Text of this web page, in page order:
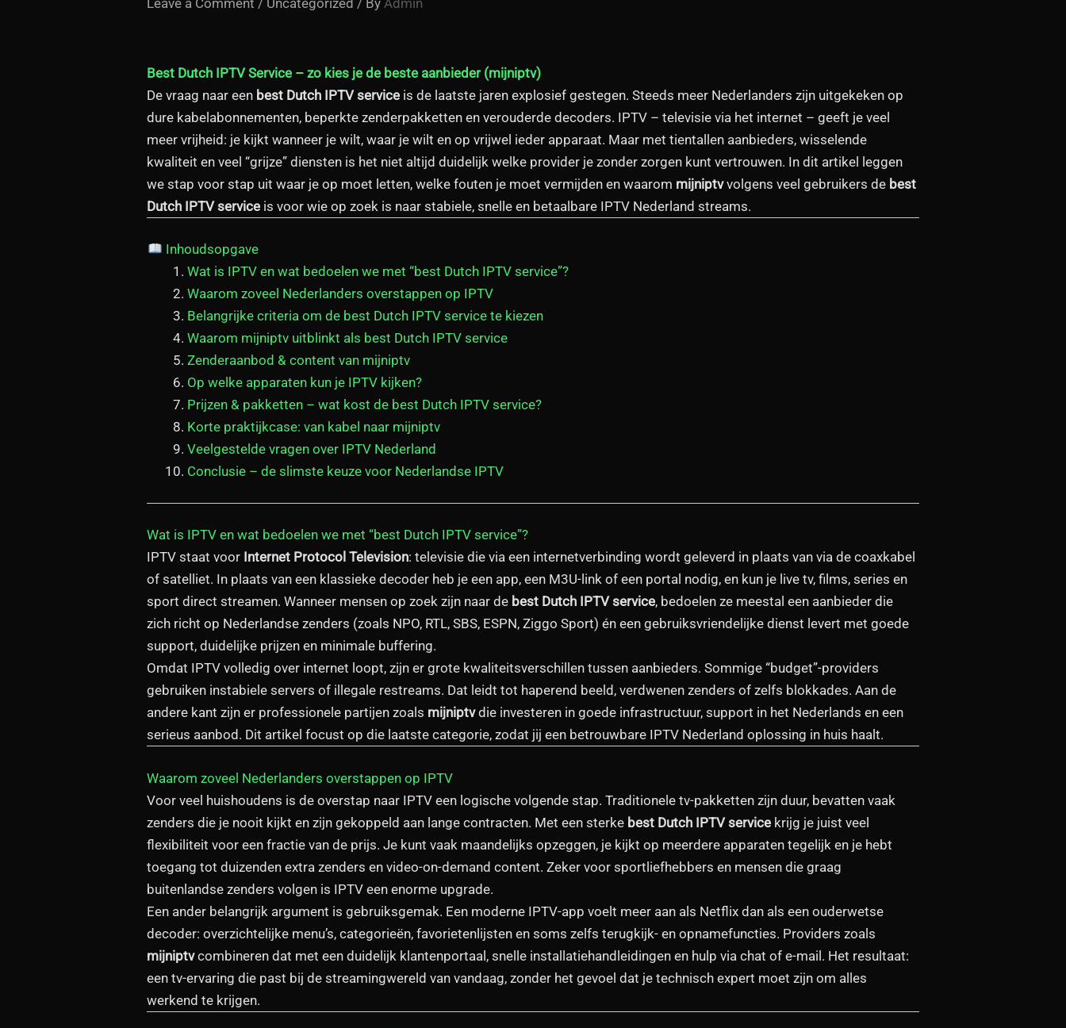
Best Dutch IPTV Service – zo kies je de beste aanbieder (mijniptv)
De vraag naar een best Dutch IPTV service is de laatste jaren explosief gestegen. Steeds meer Nederlanders zijn uitgekeken op
dure kabelabonnementen, beperkte zenderpakketten en verouderde decoders. IPTV – televisie via het internet – geeft je veel
meer vrijheid: je kijkt wanneer je wilt, waar je wilt en op vrijwel ieder apparaat. Maar met tientallen aanbieders, wisselende
kwaliteit en veel “grijze” diensten is het niet altijd duidelijk welke provider je zonder zorgen kunt vertrouwen. In dit artikel leggen
we stap voor stap uit waar je op moet letten, welke fouten je moet vermijden en waarom mijniptvvolgens veel gebruikers de best
Dutch IPTV service is voor wie op zoek is naar stabiele, snelle en betaalbare IPTV Nederland streams.
Inhoudsopgave
Wat is IPTV en wat bedoelen we met “best Dutch IPTV service”?
Waarom zoveel Nederlanders overstappen op IPTV
Belangrijke criteria om de best Dutch IPTV service te kiezen
Waarom mijniptv uitblinkt als best Dutch IPTV service
Zenderaanbod & content van mijniptv
Op welke apparaten kun je IPTV kijken?
Prijzen & pakketten – wat kost de best Dutch IPTV service?
Korte praktijkcase: van kabel naar mijniptv
Veelgestelde vragen over IPTV Nederland
Conclusie – de slimste keuze voor Nederlandse IPTV
Wat is IPTV en wat bedoelen we met “best Dutch IPTV service”?
IPTV staat voor Internet Protocol Television: televisie die via een internetverbinding wordt geleverd in plaats van via de coaxkabel
of satelliet. In plaats van een klassieke decoder heb je een app, een M3U-link of een portal nodig, en kun je live tv, films, series en
sport direct streamen. Wanneer mensen op zoek zijn naar de best Dutch IPTV service, bedoelen ze meestal een aanbieder die
zich richt op Nederlandse zenders (zoals NPO, RTL, SBS, ESPN, Ziggo Sport) én een gebruiksvriendelijke dienst levert met goede
support, duidelijke prijzen en minimale buffering.
Omdat IPTV volledig over internet loopt, zijn er grote kwaliteitsverschillen tussen aanbieders. Sommige “budget”-providers
gebruiken instabiele servers of illegale restreams. Dat leidt tot haperend beeld, verdwenen zenders of zelfs blokkades. Aan de
andere kant zijn er professionele partijen zoals mijniptvdie investeren in goede infrastructuur, support in het Nederlands en een
serieus aanbod. Dit artikel focust op die laatste categorie, zodat jij een betrouwbare IPTV Nederland oplossing in huis haalt.
Waarom zoveel Nederlanders overstappen op IPTV
Voor veel huishoudens is de overstap naar IPTV een logische volgende stap. Traditionele tv-pakketten zijn duur, bevatten vaak
zenders die je nooit kijkt en zijn gekoppeld aan lange contracten. Met een sterke best Dutch IPTV service krijg je juist veel
flexibiliteit voor een fractie van de prijs. Je kunt vaak maandelijks opzeggen, je kijkt op meerdere apparaten tegelijk en je hebt
toegang tot duizenden extra zenders en video-on-demand content. Zeker voor sportliefhebbers en mensen die graag
buitenlandse zenders volgen is IPTV een enorme upgrade.
Een ander belangrijk argument is gebruiksgemak. Een moderne IPTV-app voelt meer aan als Netflix dan als een ouderwetse
decoder: overzichtelijke menu’s, categorieën, favorietenlijsten en soms zelfs terugkijk- en opnamefuncties. Providers zoals
mijniptvcombineren dat met een duidelijk klantenportaal, snelle installatiehandleidingen en hulp via chat of e-mail. Het resultaat:
een tv-ervaring die past bij de streamingwereld van vandaag, zonder het gevoel dat je technisch expert moet zijn om alles
werkend te krijgen.